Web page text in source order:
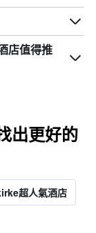
店值得推
出更好的
超人氣酒店